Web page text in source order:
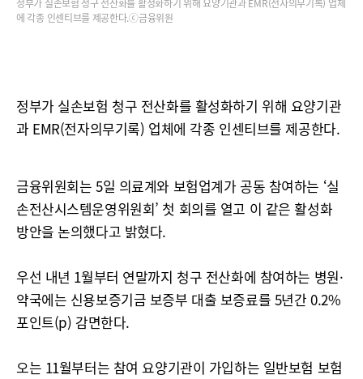
정부가 실손보험 청구 전산화를 활성화하기 위해 요양기관과 EMR(전자의무기록) 업체
에 각종 인센티브를 제공한다.ⓒ금융위원
정부가 실손보험 청구 전산화를 활성화하기 위해 요양기관
과 EMR(전자의무기록) 업체에 각종 인센티브를 제공한다.
금융위원회는 5일 의료계와 보험업계가 공동 참여하는 ‘실
손전산시스템운영위원회’ 첫 회의를 열고 이 같은 활성화
방안을 논의했다고 밝혔다.
우선 내년 1월부터 연말까지 청구 전산화에 참여하는 병원·
약국에는 신용보증기금 보증부 대출 보증료를 5년간 0.2%
포인트(p) 감면한다.
오는 11월부터는 참여 요양기관이 가입하는 일반보험 보험